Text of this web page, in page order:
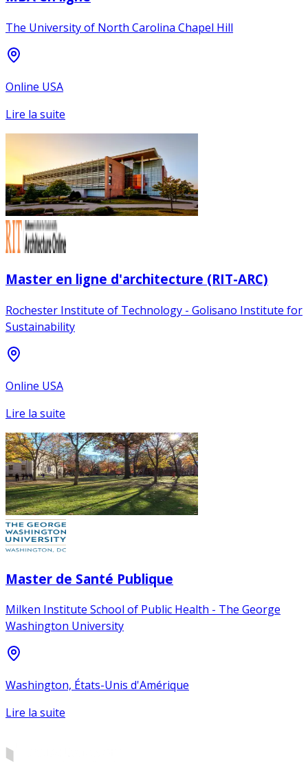
The University of North Carolina Chapel Hill
Online USA
Lire la suite
Master en ligne d'architecture (RIT-ARC)
Rochester Institute of Technology - Golisano Institute for
Sustainability
Online USA
Lire la suite
Master de Santé Publique
Milken Institute School of Public Health - The George
Washington University
Washington, États-Unis d'Amérique
Lire la suite